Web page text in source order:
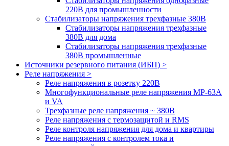
220В для промышленности
Стабилизаторы напряжения трехфазные 380В
Cтабилизаторы напряжения трехфазные
380В для дома
Стабилизаторы напряжения трехфазные
380В промышленные
Источники резервного питания (ИБП) >
Реле напряжения >
Реле напряжения в розетку 220В
Многофункциональные реле напряжения МР-63А
и VA
Трехфазные реле напряжения ~ 380В
Реле напряжения с термозащитой и RMS
Реле контроля напряжения для дома и квартиры
Реле напряжения с контролем тока и